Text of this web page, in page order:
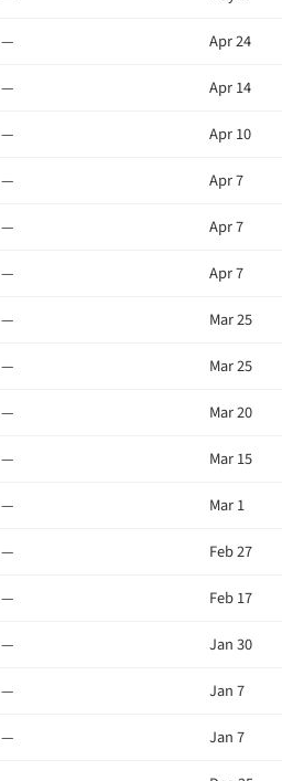
— Apr 24
— Apr 14
— Apr 10
— Apr 7
— Apr 7
— Apr 7
— Mar 25
— Mar 25
— Mar 20
— Mar 15
— Mar 1
— Feb 27
— Feb 17
— Jan 30
— Jan 7
— Jan 7